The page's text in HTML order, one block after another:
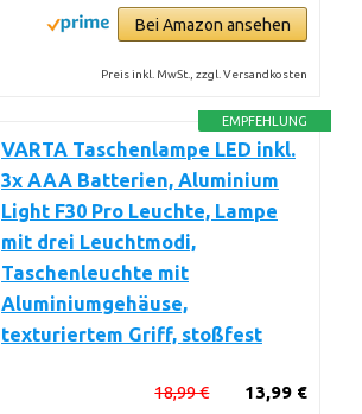
Bei Amazon ansehen
Preis inkl. MwSt., zzgl. Versandkosten
EMPFEHLUNG
VARTA Taschenlampe LED inkl.
3x AAA Batterien, Aluminium
Light F30 Pro Leuchte, Lampe
mit drei Leuchtmodi,
Taschenleuchte mit
Aluminiumgehäuse,
texturiertem Griff, stoßfest
13,99 €
18,99 €